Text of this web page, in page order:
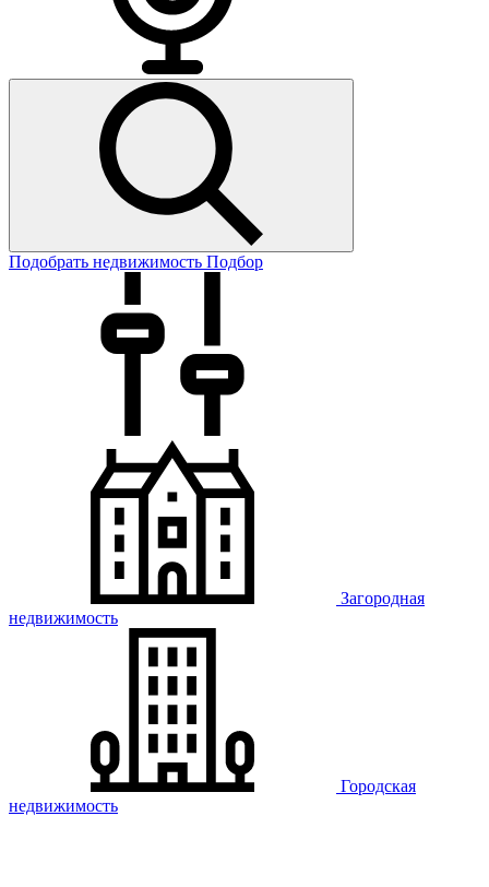
Подобрать недвижимость Подбор
Загородная
недвижимость
Городская
недвижимость